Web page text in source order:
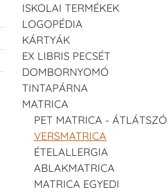
ISKOLAI TERMÉKEK
LOGOPÉDIA
KÁRTYÁK
EX LIBRIS PECSÉT
DOMBORNYOMÓ
TINTAPÁRNA
MATRICA
PET MATRICA - ÁTLÁTSZÓ
VERSMATRICA
ÉTELALLERGIA
ABLAKMATRICA
MATRICA EGYEDI